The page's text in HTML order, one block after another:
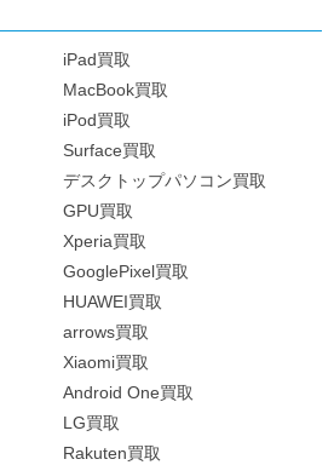
iPad買取
MacBook買取
iPod買取
Surface買取
デスクトップパソコン買取
GPU買取
Xperia買取
GooglePixel買取
HUAWEI買取
arrows買取
Xiaomi買取
Android One買取
LG買取
Rakuten買取